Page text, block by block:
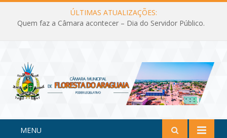
ÚLTIMAS ATUALIZAÇÕES:
Quem faz a Câmara acontecer – Dia do Servidor Público.
MENU